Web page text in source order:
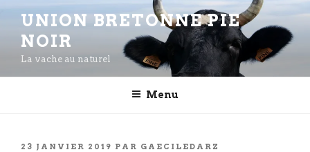
Aller
contenu
principal
UNION BRETONNE PIE
NOIR
La vache au naturel
Menu
PUBLIÉ
23 JANVIER 2019 PAR GAECILEDARZ